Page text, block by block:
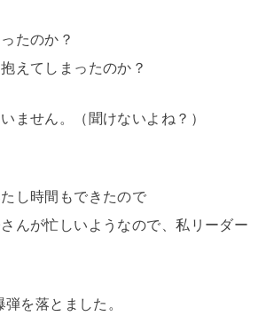
たのか？
えてしまったのか？
ません。（聞けないよね？）
し時間もできたので
さんが忙しいようなので、私リーダー
を落とました。